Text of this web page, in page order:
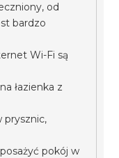
od
bardzo
Wi-Fi są
łazienka z
prysznic,
pokój w